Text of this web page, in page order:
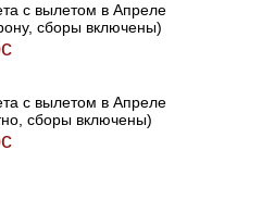
с вылетом в Апреле
сборы включены)
с вылетом в Апреле
сборы включены)